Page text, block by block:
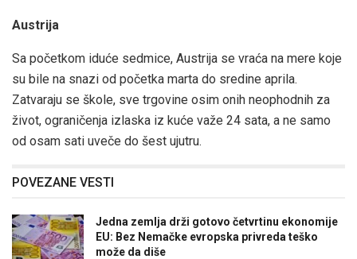
Austrija
Sa početkom iduće sedmice, Austrija se vraća na mere koje
su bile na snazi od početka marta do sredine aprila.
Zatvaraju se škole, sve trgovine osim onih neophodnih za
život, ograničenja izlaska iz kuće važe 24 sata, a ne samo
od osam sati uveče do šest ujutru.
POVEZANE VESTI
Jedna zemlja drži gotovo četvrtinu ekonomije
EU: Bez Nemačke evropska privreda teško
može da diše